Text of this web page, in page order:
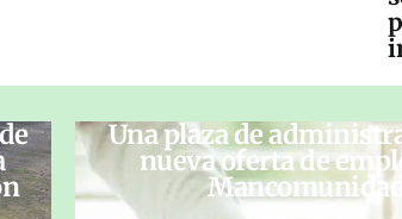
Una plaza de
nueva oferta de